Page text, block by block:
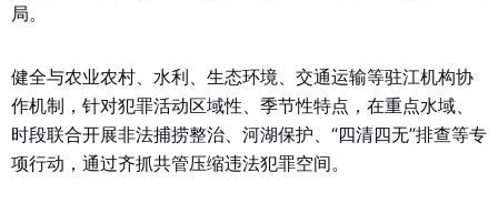
局。
健全与农业农村、水利、生态环境、交通运输等驻江机构协
作机制，针对犯罪活动区域性、季节性特点，在重点水域、
时段联合开展非法捕捞整治、河湖保护、“四清四无”排查等专
项行动，通过齐抓共管压缩违法犯罪空间。